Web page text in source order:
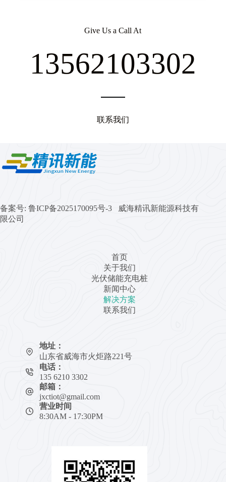
Give Us a Call At
13562103302
联系我们
备案号: 鲁ICP备2025170095号-3 威海精讯新能源科技有
限公司
首页
关于我们
光伏储能充电桩
新闻中心
解决方案
联系我们
地址：
山东省威海市火炬路221号
电话：
135 6210 3302
邮箱：
jxctiot@gmail.com
营业时间
8:30AM - 17:30PM